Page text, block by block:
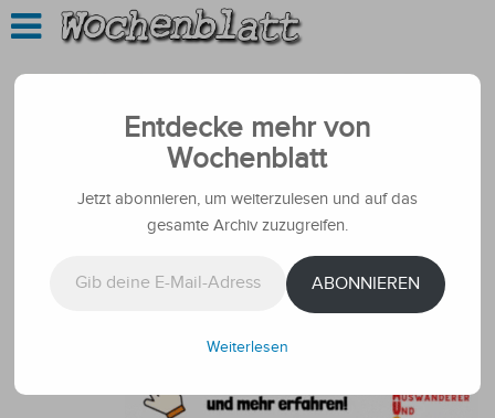
Entdecke mehr von
Wochenblatt
Jetzt abonnieren, um weiterzulesen und auf das
gesamte Archiv zuzugreifen.
ABONNIEREN
Weiterlesen